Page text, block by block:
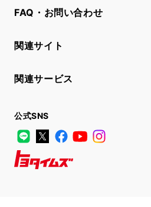
FAQ・お問い合わせ
関連サイト
関連サービス
公式SNS
LINE
X FacebookYouTube